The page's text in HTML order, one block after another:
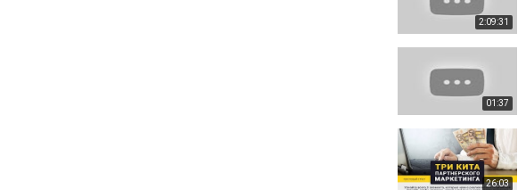
2:09:31
01:37
26:03